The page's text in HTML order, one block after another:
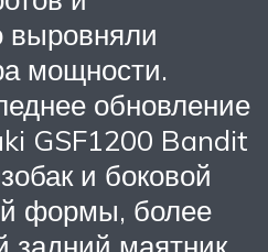
выровняли
мощности.
обновление
GSF1200 Bandit
и боковой
формы, более